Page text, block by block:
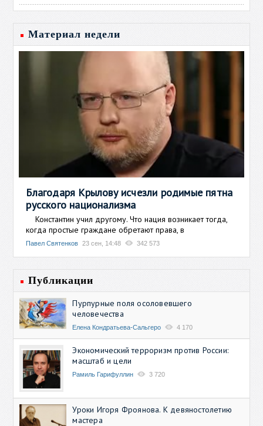
Материал недели
Благодаря Крылову исчезли родимые пятна
русского национализма
Константин учил другому. Что нация возникает тогда,
когда простые граждане обретают права, в
Павел Святенков 23 сен, 14:48 342 573
Публикации
Пурпурные поля осоловевшего
человечества
Елена Кондратьева-Сальгеро 4 170
Экономический терроризм против России:
масштаб и цели
Рамиль Гарифуллин 3 720
Уроки Игоря Фроянова. К девяностолетию
мастера